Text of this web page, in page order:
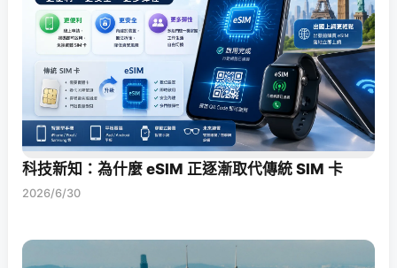
科技新知：為什麼 eSIM 正逐漸取代傳統 SIM 卡
2026/6/30